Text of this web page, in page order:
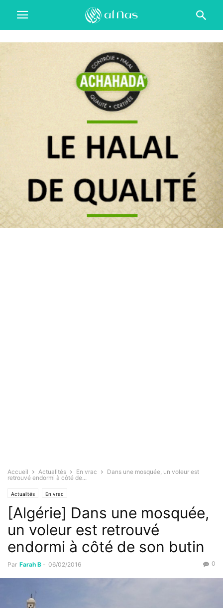
Accueil Actualités En vrac
Dans une mosquée, un voleur est
retrouvé endormi à côté de...
Actualités En vrac
[Algérie] Dans une mosquée,
un voleur est retrouvé
endormi à côté de son butin
Par Farah B - 06/02/2016 0